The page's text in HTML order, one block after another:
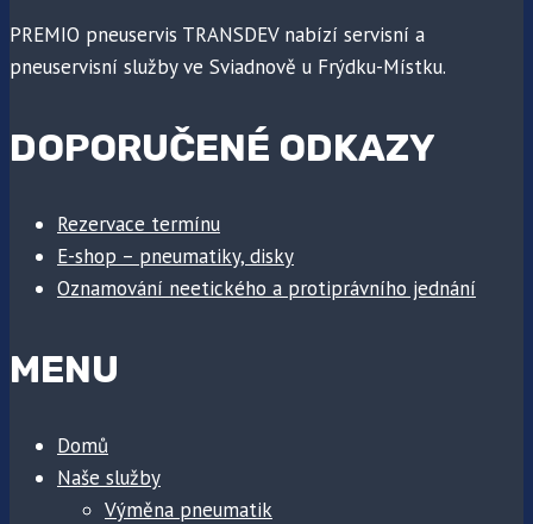
PREMIO pneuservis TRANSDEV nabízí servisní a
pneuservisní služby ve Sviadnově u Frýdku-Místku.
DOPORUČENÉ ODKAZY
Rezervace termínu
E-shop – pneumatiky, disky
Oznamování neetického a protiprávního jednání
MENU
Domů
Naše služby
Výměna pneumatik